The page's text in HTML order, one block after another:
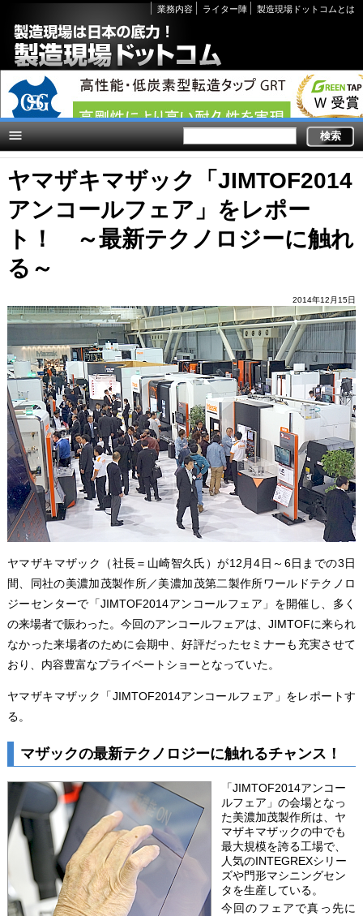
Secondary
links
業務内容 ライター陣 製造現場ドットコムとは
ヤマザキマザック「JIMTOF2014
アンコールフェア」をレポー
ト！ ～最新テクノロジーに触れ
る～
2014年12月15日
ヤマザキマザック（社長＝山崎智久氏）が12月4日～6日までの3日
間、同社の美濃加茂製作所／美濃加茂第二製作所ワールドテクノロ
ジーセンターで「JIMTOF2014アンコールフェア」を開催し、多く
の来場者で賑わった。今回のアンコールフェアは、JIMTOFに来られ
なかった来場者のために会期中、好評だったセミナーも充実させて
おり、内容豊富なプライベートショーとなっていた。
ヤマザキマザック「JIMTOF2014アンコールフェア」をレポートす
る。
マザックの最新テクノロジーに触れるチャンス！
「JIMTOF2014アンコー
ルフェア」の会場となっ
た美濃加茂製作所は、ヤ
マザキマザックの中でも
最大規模を誇る工場で、
人気のINTEGREXシリー
ズや門形マシニングセン
タを生産している。
今回のフェアで真っ先に